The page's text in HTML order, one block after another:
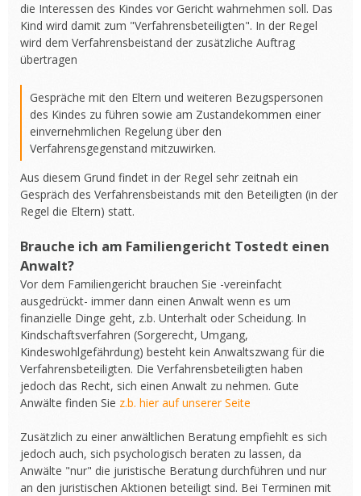
die Interessen des Kindes vor Gericht wahrnehmen soll. Das
Kind wird damit zum "Verfahrensbeteiligten". In der Regel
wird dem Verfahrensbeistand der zusätzliche Auftrag
übertragen
Gespräche mit den Eltern und weiteren Bezugspersonen
des Kindes zu führen sowie am Zustandekommen einer
einvernehmlichen Regelung über den
Verfahrensgegenstand mitzuwirken.
Aus diesem Grund findet in der Regel sehr zeitnah ein
Gespräch des Verfahrensbeistands mit den Beteiligten (in der
Regel die Eltern) statt.
Brauche ich am Familiengericht Tostedt einen
Anwalt?
Vor dem Familiengericht brauchen Sie -vereinfacht
ausgedrückt- immer dann einen Anwalt wenn es um
finanzielle Dinge geht, z.b. Unterhalt oder Scheidung. In
Kindschaftsverfahren (Sorgerecht, Umgang,
Kindeswohlgefährdung) besteht kein Anwaltszwang für die
Verfahrensbeteiligten. Die Verfahrensbeteiligten haben
jedoch das Recht, sich einen Anwalt zu nehmen. Gute
Anwälte finden Sie z.b. hier auf unserer Seite
Zusätzlich zu einer anwältlichen Beratung empfiehlt es sich
jedoch auch, sich psychologisch beraten zu lassen, da
Anwälte "nur" die juristische Beratung durchführen und nur
an den juristischen Aktionen beteiligt sind. Bei Terminen mit